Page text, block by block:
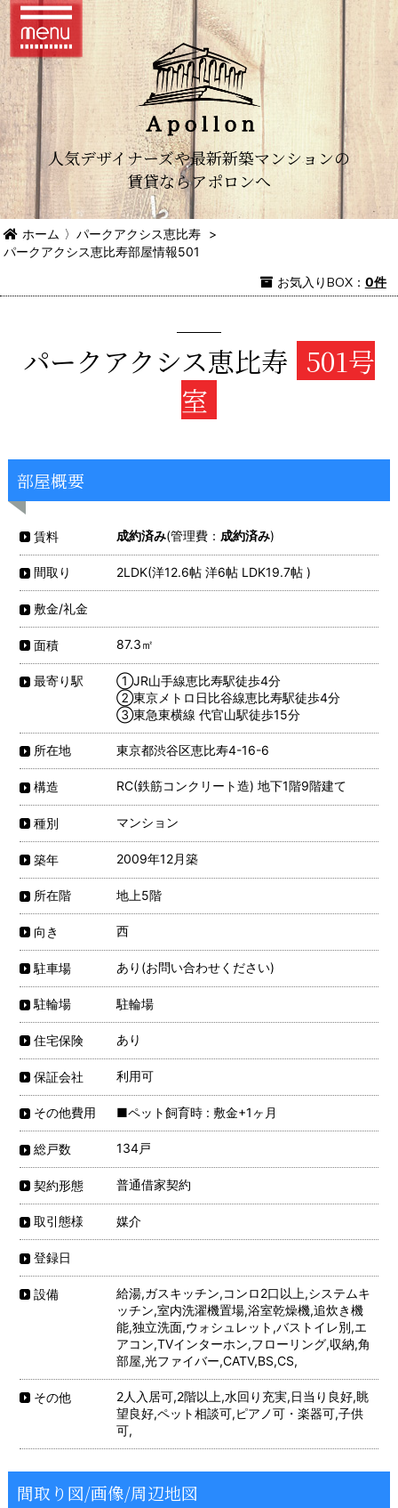
人気デザイナーズや最新新築マンションの
賃貸ならアポロンへ
ホーム 〉パークアクシス恵比寿 >
パークアクシス恵比寿部屋情報501
お気入りBOX： 0件
パークアクシス恵比寿 501号
室
部屋概要
賃料 成約済み(管理費： 成約済み)
間取り 2LDK(洋12.6帖 洋6帖 LDK19.7帖 )
敷金/礼金
面積 87.3㎡
最寄り駅
①JR山手線恵比寿駅徒歩4分
②東京メトロ日比谷線恵比寿駅徒歩4分
③東急東横線 代官山駅徒歩15分
所在地 東京都渋谷区恵比寿4-16-6
構造 RC(鉄筋コンクリート造) 地下1階9階建て
種別 マンション
築年 2009年12月築
所在階 地上5階
向き 西
駐車場 あり(お問い合わせください)
駐輪場 駐輪場
住宅保険 あり
保証会社 利用可
その他費用 ■ペット飼育時 : 敷金+1ヶ月
総戸数 134戸
契約形態 普通借家契約
取引態様 媒介
登録日
設備
給湯,ガスキッチン,コンロ2口以上,システムキ
ッチン,室内洗濯機置場,浴室乾燥機,追炊き機
能,独立洗面,ウォシュレット,バストイレ別,エ
アコン,TVインターホン,フローリング,収納,角
部屋,光ファイバー,CATV,BS,CS,
その他
2人入居可,2階以上,水回り充実,日当り良好,眺
望良好,ペット相談可,ピアノ可・楽器可,子供
可,
間取り図/画像/周辺地図